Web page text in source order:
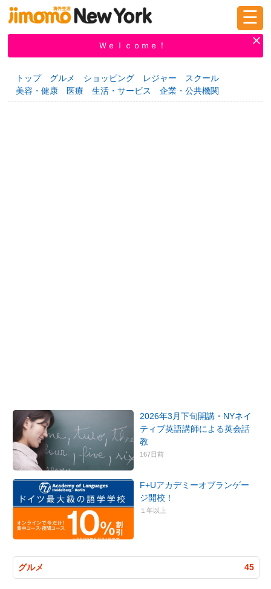
新規登録
掲示板 タウン情報 教えて！
☰
Ｗｅｌｃｏｍｅ！
トップ グルメ ショッピング レジャー
スクール
美容・健康
医療 生活・サービス 企業・公共機関
2026年3月下旬開講・NYネイ
ティブ英語講師による英会話
教
167日前
F+Uアカデミーオブランゲー
ジ開校！
１年以上
グルメ 45